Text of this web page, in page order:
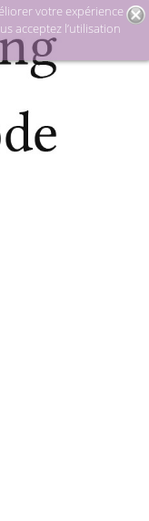
votre expérience
acceptez l’utilisation